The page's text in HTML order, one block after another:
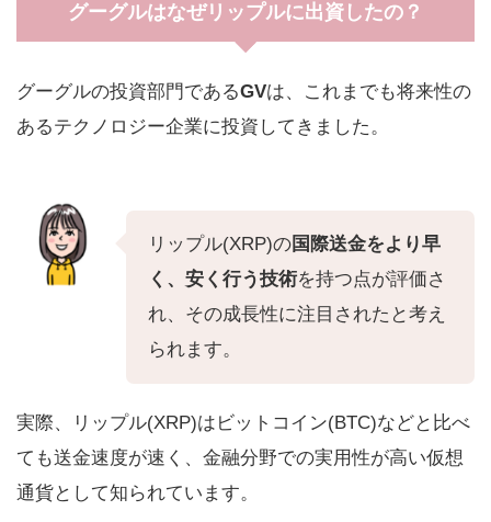
グーグルはなぜリップルに出資したの？
グーグルの投資部門であるGVは、これまでも将来性の
あるテクノロジー企業に投資してきました。
リップル(XRP)の国際送金をより早
く、安く行う技術を持つ点が評価さ
れ、その成長性に注目されたと考え
られます。
実際、リップル(XRP)はビットコイン(BTC)などと比べ
ても送金速度が速く、金融分野での実用性が高い仮想
通貨として知られています。